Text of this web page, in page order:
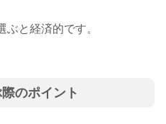
と経済的です。
のポイント